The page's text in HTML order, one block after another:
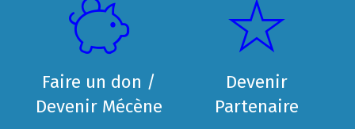
Faire un don /
Devenir Mécène
Devenir
Partenaire